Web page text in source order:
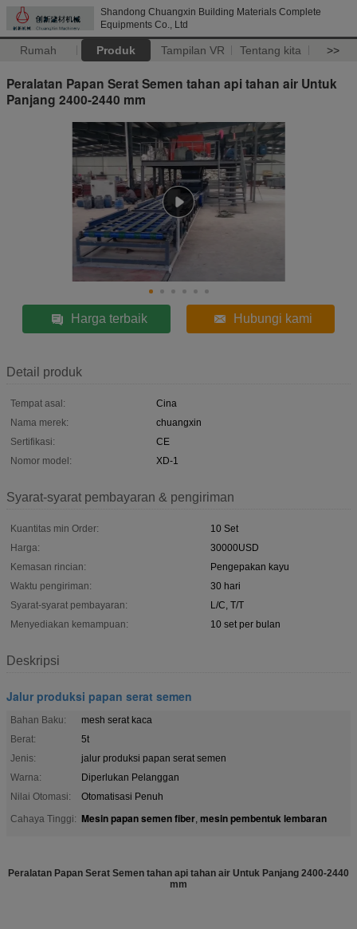
Shandong Chuangxin Building Materials Complete
Equipments Co., Ltd
Rumah Produk Tampilan VR Tentang kita >>
Peralatan Papan Serat Semen tahan api tahan air Untuk
Panjang 2400-2440 mm
Harga terbaik Hubungi kami
Detail produk
Tempat asal:
Cina
Nama merek:
chuangxin
Sertifikasi:
CE
Nomor model:
XD-1
Syarat-syarat pembayaran & pengiriman
Kuantitas min Order:
10 Set
Harga:
30000USD
Kemasan rincian:
Pengepakan kayu
Waktu pengiriman:
30 hari
Syarat-syarat pembayaran:
L/C, T/T
Menyediakan kemampuan:
10 set per bulan
Deskripsi
Jalur produksi papan serat semen
Bahan Baku:
mesh serat kaca
Berat:
5t
Jenis:
jalur produksi papan serat semen
Warna:
Diperlukan Pelanggan
Nilai Otomasi:
Otomatisasi Penuh
Cahaya Tinggi: Mesin papan semen fiber, mesin pembentuk lembaran
Peralatan Papan Serat Semen tahan api tahan air Untuk Panjang 2400-2440
mm